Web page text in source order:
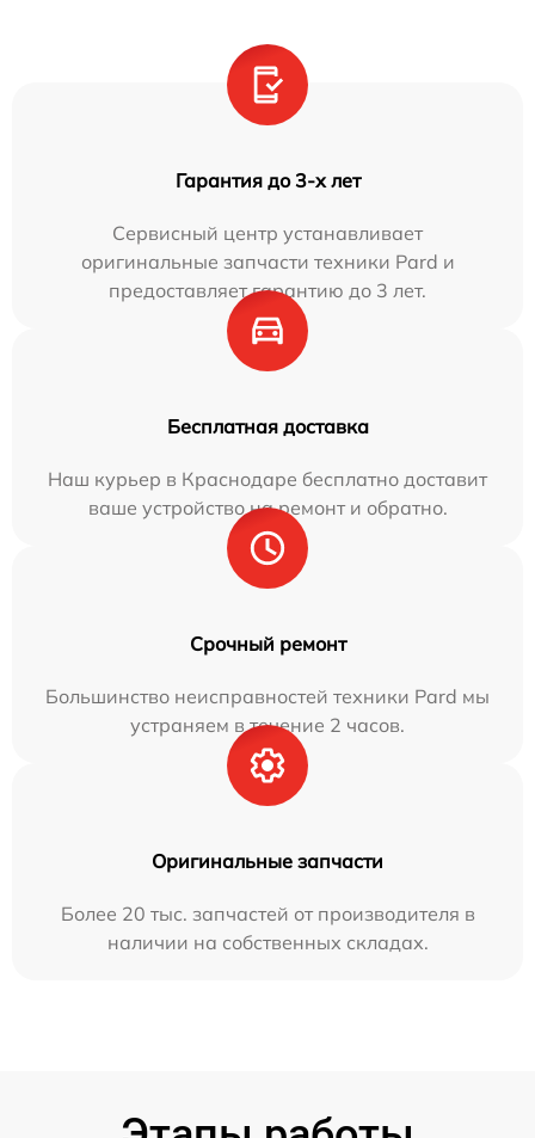
Гарантия до 3-х лет
Сервисный центр устанавливает
оригинальные запчасти техники Pard и
предоставляет гарантию до 3 лет.
Бесплатная доставка
Наш курьер в Краснодаре бесплатно доставит
ваше устройство на ремонт и обратно.
Срочный ремонт
Большинство неисправностей техники Pard мы
устраняем в течение 2 часов.
Оригинальные запчасти
Более 20 тыс. запчастей от производителя в
наличии на собственных складах.